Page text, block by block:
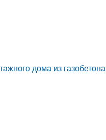
дома из газобетона